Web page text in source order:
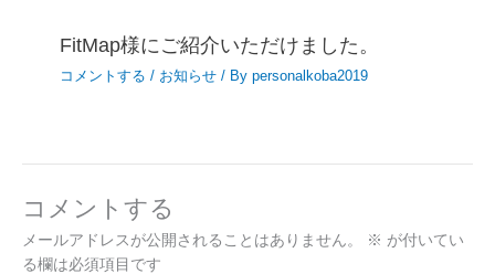
FitMap様にご紹介いただけました。
コメントする / お知らせ / Bypersonalkoba2019
コメントする
メールアドレスが公開されることはありません。 ※ が付いてい
る欄は必須項目です